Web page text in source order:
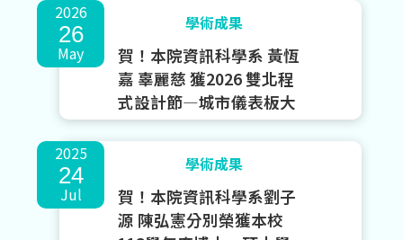
2026
26
May
學術成果
賀！本院資訊科學系 黃恆
嘉 辜麗慈 獲2026 雙北程
式設計節—城市儀表板大
黑客松 第一名
2025
24
Jul
學術成果
賀！本院資訊科學系劉子
源 陳弘憲分別榮獲本校